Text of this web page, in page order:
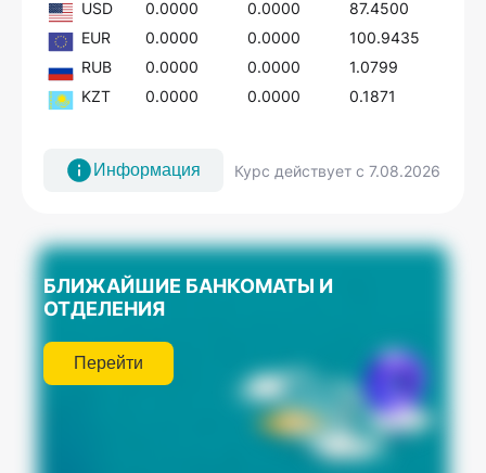
USD 0.0000 0.0000
87.4500
EUR
0.0000 0.0000
100.9435
RUB
0.0000 0.0000
1.0799
KZT
0.0000 0.0000 0.1871
Информация Курс действует с 7.08.2026
БЛИЖАЙШИЕ БАНКОМАТЫ И
ОТДЕЛЕНИЯ
Перейти